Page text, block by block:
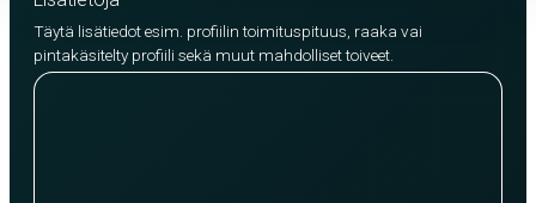
Täytä lisätiedot esim. profiilin toimituspituus, raaka vai
pintakäsitelty profiili sekä muut mahdolliset toiveet.